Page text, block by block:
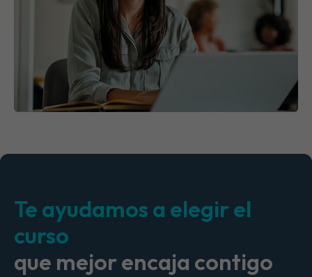
Te ayudamos a elegir el
curso
que mejor encaja contigo